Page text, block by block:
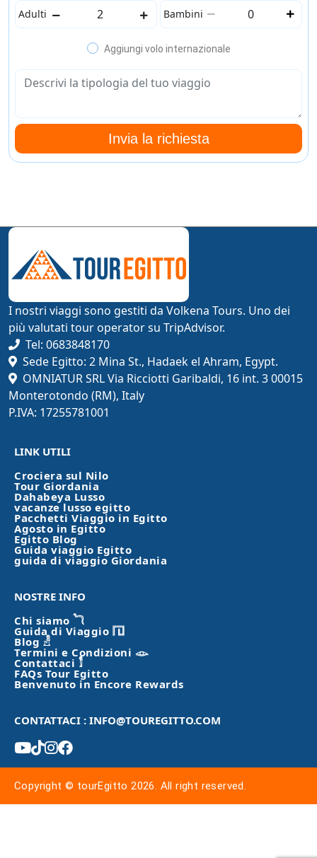
Adulti Bambini
Aggiungi volo internazionale
Invia la richiesta
I nostri viaggi sono gestiti da Volkena Tours. Uno dei
più valutati tour operator su TripAdvisor.
Tel: 0683848170
Sede Egitto: 2 Mina St., Hadaek el Ahram, Egypt.
OMNIATUR SRL Via Ricciotti Garibaldi, 16 int. 3 00015
Monterotondo (RM), Italy
P.IVA: 17255781001
LINK UTILI
Crociera sul Nilo
Tour Giordania
Dahabeya Lusso
vacanze lusso egitto
Pacchetti Viaggio in Egitto
Agosto in Egitto
Egitto Blog
Guida viaggio Egitto
guida di viaggio Giordania
NOSTRE INFO
Chi siamo 𓆓
Guida di Viaggio 𓉔
Blog 𓁐
Termini e Condizioni 𓁼
Contattaci 𓀾
FAQs Tour Egitto
Benvenuto in Encore Rewards
CONTATTACI : INFO@TOUREGITTO.COM
Copyright © tourEgitto 2026. All right reserved.